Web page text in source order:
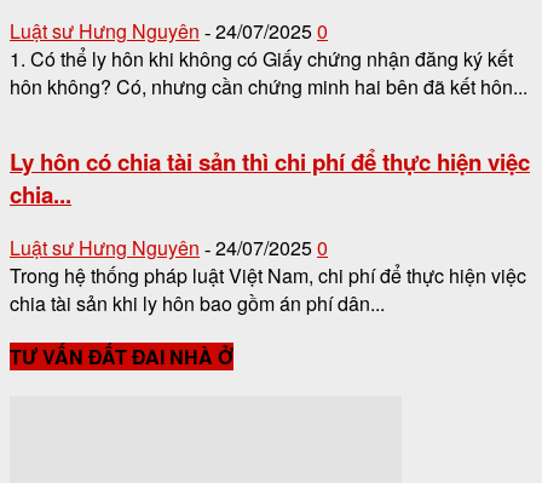
Luật sư Hưng Nguyên - 24/07/20250
1. Có thể ly hôn khi không có Giấy chứng nhận đăng ký kết
hôn không? Có, nhưng cần chứng minh hai bên đã kết hôn...
Ly hôn có chia tài sản thì chi phí để thực hiện việc
chia...
Luật sư Hưng Nguyên - 24/07/20250
Trong hệ thống pháp luật Việt Nam, chi phí để thực hiện việc
chia tài sản khi ly hôn bao gồm án phí dân...
TƯ VẤN ĐẤT ĐAI NHÀ Ở